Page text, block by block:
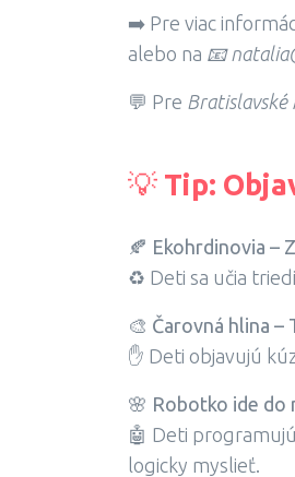
➡️ Pre viac
alebo na 📧
💬 Pre Bratislavské
💡 Tip:
🍂 Ekohrdinovia –
♻️ Deti sa učia
🎨 Čarovná hlina –
✋ Deti objavujú
🌸 Robotko ide do
🤖 Deti
logicky myslieť.